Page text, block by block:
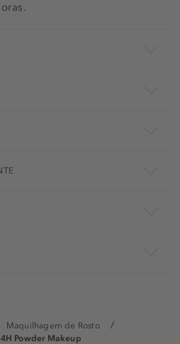
Maquilhagem de Rosto
Powder Makeup